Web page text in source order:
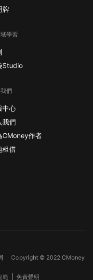
牌
學習
Studio
們
中心
我們
CMoney作者
租借
司Copyright © 2022 CMoney
範 免責聲明